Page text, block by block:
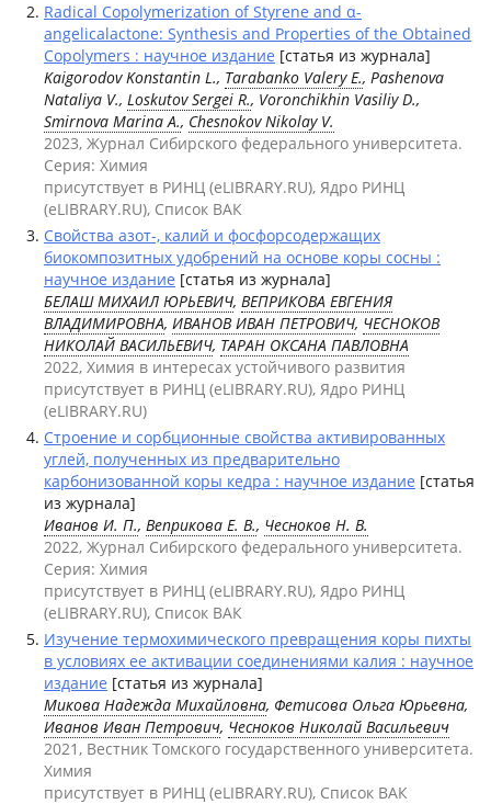
Radical Copolymerization of Styrene and α-
angelicalactone: Synthesis and Properties of the Obtained
Copolymers : научное издание [статья из журнала]
Kaigorodov Konstantin L., Tarabanko Valery E., Pashenova
Nataliya V., Loskutov Sergei R., Voronchikhin Vasiliy D.,
Smirnova Marina A., Chesnokov Nikolay V.
2023, Журнал Сибирского федерального университета.
Серия: Химия
присутствует в РИНЦ (eLIBRARY.RU), Ядро РИНЦ
(eLIBRARY.RU), Список ВАК
Свойства азот-, калий и фосфорсодержащих
биокомпозитных удобрений на основе коры сосны :
научное издание [статья из журнала]
БЕЛАШ МИХАИЛ ЮРЬЕВИЧ, ВЕПРИКОВА ЕВГЕНИЯ
ВЛАДИМИРОВНА, ИВАНОВ ИВАН ПЕТРОВИЧ, ЧЕСНОКОВ
НИКОЛАЙ ВАСИЛЬЕВИЧ, ТАРАН ОКСАНА ПАВЛОВНА
2022, Химия в интересах устойчивого развития
присутствует в РИНЦ (eLIBRARY.RU), Ядро РИНЦ
(eLIBRARY.RU)
Строение и сорбционные свойства активированных
углей, полученных из предварительно
карбонизованной коры кедра : научное издание [статья
из журнала]
Иванов И. П., Веприкова Е. В., Чесноков Н. В.
2022, Журнал Сибирского федерального университета.
Серия: Химия
присутствует в РИНЦ (eLIBRARY.RU), Ядро РИНЦ
(eLIBRARY.RU), Список ВАК
Изучение термохимического превращения коры пихты
в условиях ее активации соединениями калия : научное
издание [статья из журнала]
Микова Надежда Михайловна, Фетисова Ольга Юрьевна,
Иванов Иван Петрович, Чесноков Николай Васильевич
2021, Вестник Томского государственного университета.
Химия
присутствует в РИНЦ (eLIBRARY.RU), Список ВАК